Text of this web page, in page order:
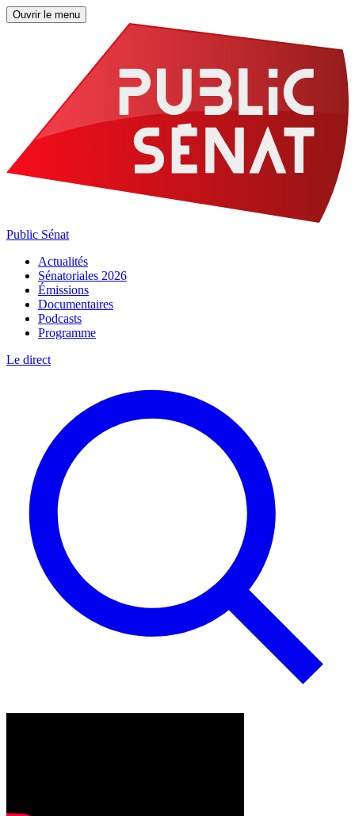
Ouvrir le menu
Public Sénat
Actualités
Sénatoriales 2026
Émissions
Documentaires
Podcasts
Programme
Le direct